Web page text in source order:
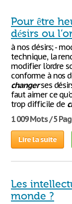
Pour être
désirs ou
à nos désirs; -
technique, la
modifier l'ordre
conforme à nos
changerses
faut aimer ce
trop difficile de
1 009 Mots / 5
Lire la suite
Les
monde ?